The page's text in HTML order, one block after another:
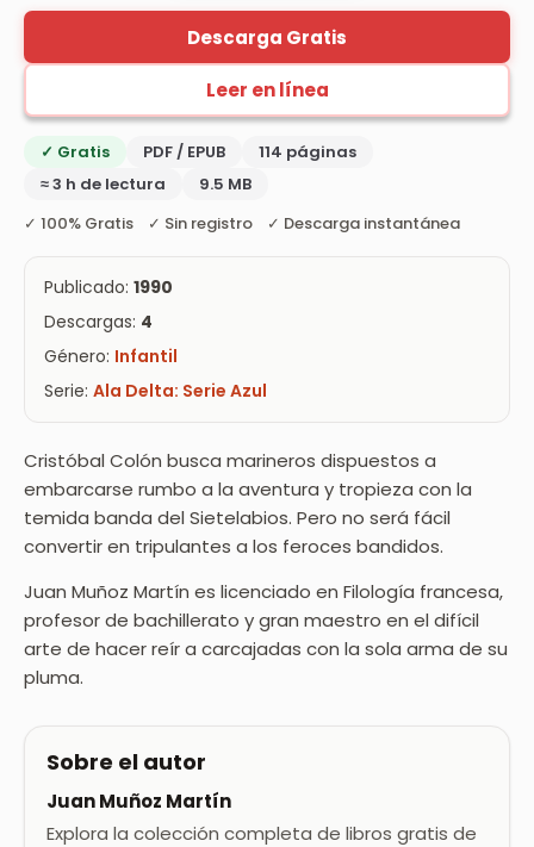
Descarga Gratis
Leer en línea
✓ Gratis PDF / EPUB
114 páginas
≈ 3 h de lectura
9.5 MB
✓ 100% Gratis ✓ Sin registro ✓ Descarga instantánea
Publicado: 1990
Descargas: 4
Género: Infantil
Serie: Ala Delta: Serie Azul
Cristóbal Colón busca marineros dispuestos a
embarcarse rumbo a la aventura y tropieza con la
temida banda del Sietelabios. Pero no será fácil
convertir en tripulantes a los feroces bandidos.
Juan Muñoz Martín es licenciado en Filología francesa,
profesor de bachillerato y gran maestro en el difícil
arte de hacer reír a carcajadas con la sola arma de su
pluma.
Sobre el autor
Juan Muñoz Martín
Explora la colección completa de libros gratis de